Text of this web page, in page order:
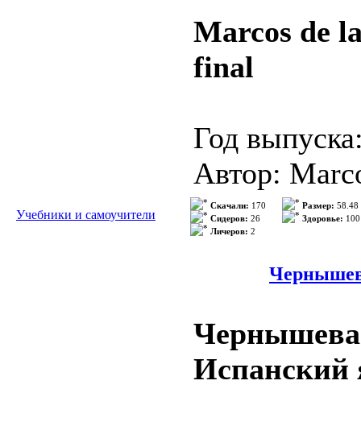
Marcos de
final
Год
Автор:
Жанр: УМК
ISBN: 978-
Формат:
Качество:
Количество
Учебники и самоучители
Скачали: 170
Сидеров: 26
Личеров: 2
Размер:
Здоровье: 100
Испанский